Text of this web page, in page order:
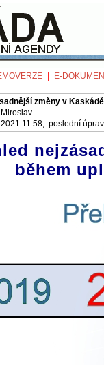
E-
změny v
Miroslav
11:58, poslední
během